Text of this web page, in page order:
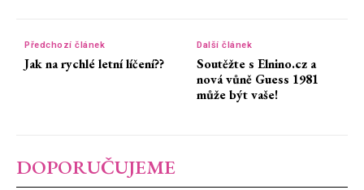
Předchozí článek
Jak na rychlé letní líčení??
Další článek
Soutěžte s Elnino.cz a
nová vůně Guess 1981
může být vaše!
DOPORUČUJEME